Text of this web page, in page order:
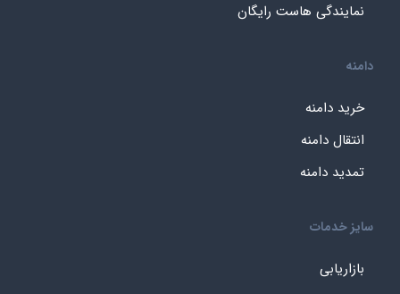
نمایندگی هاست رایگان
دامنه
خرید دامنه
انتقال دامنه
تمدید دامنه
سایز خدمات
بازاریابی